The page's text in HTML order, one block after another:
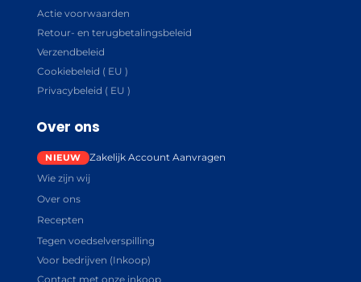
Actie voorwaarden
Retour- en terugbetalingsbeleid
Verzendbeleid
Cookiebeleid ( EU )
Privacybeleid ( EU )
Over ons
Zakelijk Account Aanvragen
Wie zijn wij
Over ons
Recepten
Tegen voedselverspilling
Voor bedrijven (Inkoop)
Contact met onze inkoop